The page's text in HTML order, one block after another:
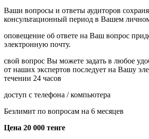
Ваши вопросы и ответы аудиторов
консультационный период в Вашем
оповещение об ответе на Ваш вопрос
электронную почту.
свой вопрос Вы можете задать в любое
от наших экспертов последует на Вашу
течении 24 часов
доступ с телефона / компьютера
Безлимит по вопросам на 6 месяцев
Цена 20 000 тенге